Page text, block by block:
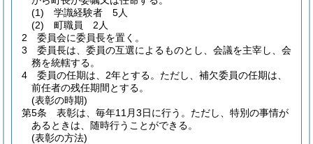
(1)
学識経験者 5人
(2)
町職員 2人
2
委員会に委員長を置く。
3
委員長は、委員の互選によるものとし、会議を主宰し、会
務を統轄する。
4
委員の任期は、2年とする。 ただし、補欠委員の任期は、
前任者の残任期間とする。
(表彰の時期)
第5条
表彰は、毎年11月3日に行う。 ただし、特別の事情が
あるときは、随時行うことができる。
(表彰の方法)